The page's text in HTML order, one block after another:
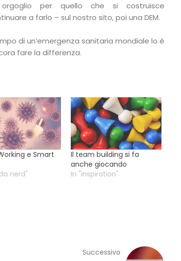
per quello che si costruisce
a farlo – sul nostro sito, poi una DEM.
di un’emergenza sanitaria mondiale lo è
fare la differenza.
e Smart
nerd"
Il team building si fa
anche giocando
In "inspiration"
Successivo